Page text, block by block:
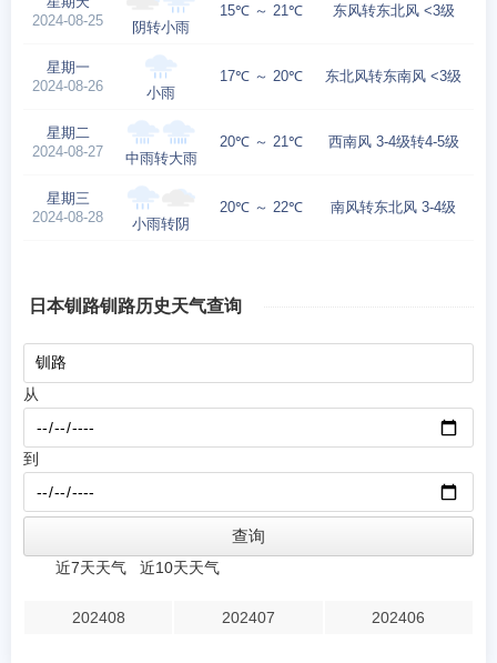
2024-08-25
阴转小雨
15℃ ～ 21℃ 东风转东北风 <3级
星期一
2024-08-26
小雨
17℃ ～ 20℃ 东北风转东南风 <3级
星期二
2024-08-27
中雨转大雨
20℃ ～ 21℃ 西南风 3-4级转4-5级
星期三
2024-08-28
小雨转阴
20℃ ～ 22℃ 南风转东北风 3-4级
日本钏路钏路历史天气查询
从
到
近7天天气 近10天天气
202408 202407 202406